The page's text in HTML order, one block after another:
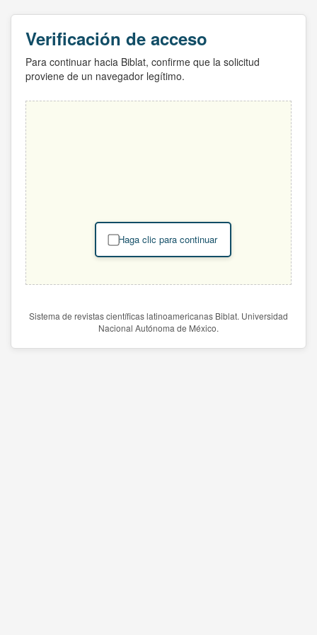
Verificación de acceso
Para continuar hacia Biblat, confirme que la solicitud
proviene de un navegador legítimo.
Haga clic para continuar
Sistema de revistas científicas latinoamericanas Biblat. Universidad
Nacional Autónoma de México.